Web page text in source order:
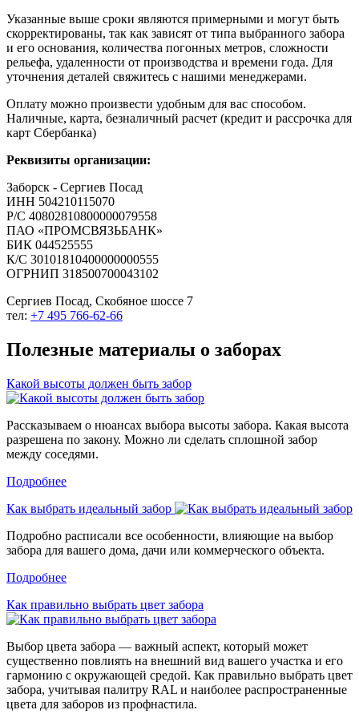
Указанные выше сроки являются примерными и могут быть
скорректированы, так как зависят от типа выбранного забора
и его основания, количества погонных метров, сложности
рельефа, удаленности от производства и времени года. Для
уточнения деталей свяжитесь с нашими менеджерами.
Оплату можно произвести удобным для вас способом.
Наличные, карта, безналичный расчет (кредит и рассрочка для
карт Сбербанка)
Реквизиты организации:
Заборск - Сергиев Посад
ИНН 504210115070
Р/С 40802810800000079558
ПАО «ПРОМСВЯЗЬБАНК»
БИК 044525555
К/С 30101810400000000555
ОГРНИП 318500700043102
Сергиев Посад, Скобяное шоссе 7
тел: +7 495 766-62-66
Полезные материалы о заборах
Какой высоты должен быть забор
Рассказываем о нюансах выбора высоты забора. Какая высота
разрешена по закону. Можно ли сделать сплошной забор
между соседями.
Подробнее
Как выбрать идеальный забор
Подробно расписали все особенности, влияющие на выбор
забора для вашего дома, дачи или коммерческого объекта.
Подробнее
Как правильно выбрать цвет забора
Выбор цвета забора — важный аспект, который может
существенно повлиять на внешний вид вашего участка и его
гармонию с окружающей средой. Как правильно выбрать цвет
забора, учитывая палитру RAL и наиболее распространенные
цвета для заборов из профнастила.